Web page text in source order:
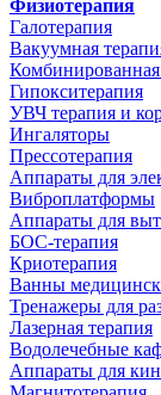
Физиотерапия
Галотерапия
Вакуумная
Комбинированная
Гипокситерапия
УВЧ терапия и
Ингаляторы
Прессотерапия
Аппараты для
Виброплатформы
Аппараты для
БОС-терапия
Криотерапия
Ванны
Тренажеры для
Лазерная терапия
Водолечебные
Аппараты для